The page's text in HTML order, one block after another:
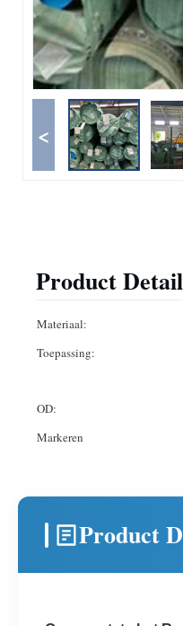
<
Product
Materiaal:
Toepassing:
OD:
Markeren
Product